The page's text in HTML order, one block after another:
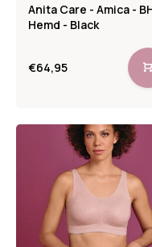
Anita Care - Amica -
Hemd - Black
€64,95